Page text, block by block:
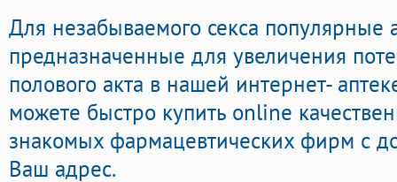
Для незабываемого секса популярные
предназначенные для увеличения
полового акта в нашей интернет-
можете быстро купить online
знакомых фармацевтических фирм с
Ваш адрес.